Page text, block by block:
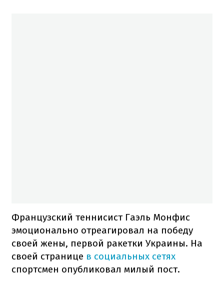
Французский теннисист Гаэль Монфис
эмоционально отреагировал на победу
своей жены, первой ракетки Украины. На
своей странице в социальных сетях
спортсмен опубликовал милый пост.